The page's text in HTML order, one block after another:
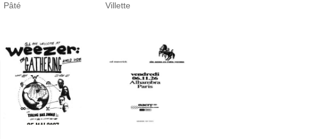
Pâté
Villette